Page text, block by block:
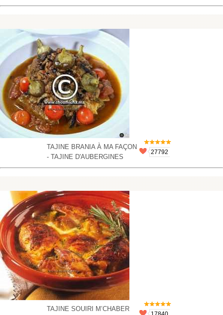
TAJINE BRANIA À MA FAÇON
- TAJINE D'AUBERGINES
27792
TAJINE SOUIRI M’CHABER